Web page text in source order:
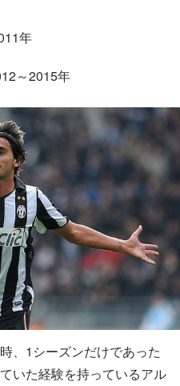
年
～2015年
、1シーズンだけであった
いた経験を持っているアル